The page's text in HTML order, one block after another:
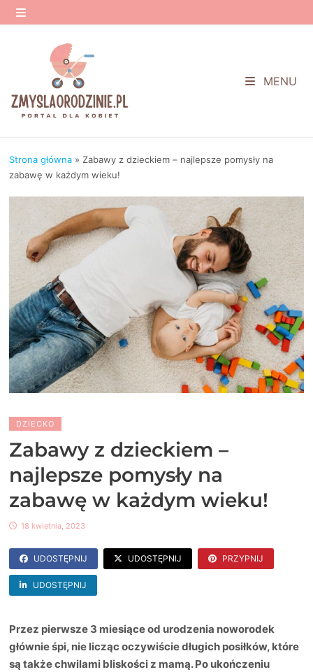
Przejdź
do
MENU
MENU
Strona główna » Zabawy z dzieckiem – najlepsze pomysły na
zabawę w każdym wieku!
DZIECKO
Zabawy z dzieckiem –
najlepsze pomysły na
zabawę w każdym wieku!
18 kwietnia, 2023
UDOSTĘPNIJ UDOSTĘPNIJ PRZYPNIJ
UDOSTĘPNIJ
Przez pierwsze 3 miesiące od urodzenia noworodek
głównie śpi, nie licząc oczywiście długich posiłków, które
są także chwilami bliskości z mamą. Po ukończeniu